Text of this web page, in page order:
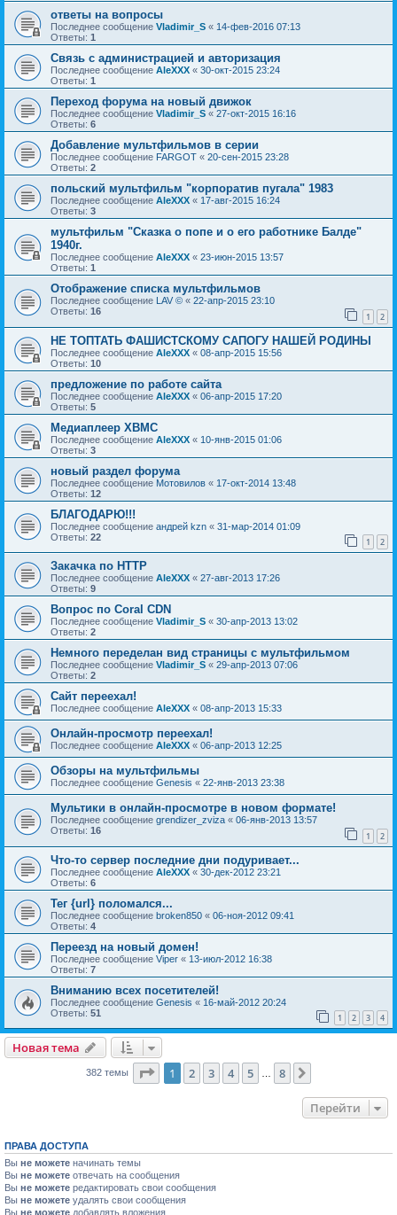
ответы на вопросы
Последнее сообщение Vladimir_S « 14-фев-2016 07:13
Ответы: 1
Связь с администрацией и авторизация
Последнее сообщение AleXXX « 30-окт-2015 23:24
Ответы: 1
Переход форума на новый движок
Последнее сообщение Vladimir_S « 27-окт-2015 16:16
Ответы: 6
Добавление мультфильмов в серии
Последнее сообщение FARGOT « 20-сен-2015 23:28
Ответы: 2
польский мультфильм "корпоратив пугала" 1983
Последнее сообщение AleXXX « 17-авг-2015 16:24
Ответы: 3
мультфильм "Сказка о попе и о его работнике Балде"
1940г.
Последнее сообщение AleXXX « 23-июн-2015 13:57
Ответы: 1
Отображение списка мультфильмов
Последнее сообщение LAV © « 22-апр-2015 23:10
Ответы: 16 1 2
НЕ ТОПТАТЬ ФАШИСТСКОМУ САПОГУ НАШЕЙ РОДИНЫ
Последнее сообщение AleXXX « 08-апр-2015 15:56
Ответы: 10
предложение по работе сайта
Последнее сообщение AleXXX « 06-апр-2015 17:20
Ответы: 5
Медиаплеер XBMC
Последнее сообщение AleXXX « 10-янв-2015 01:06
Ответы: 3
новый раздел форума
Последнее сообщение Мотовилов « 17-окт-2014 13:48
Ответы: 12
БЛАГОДАРЮ!!!
Последнее сообщение андрей kzn « 31-мар-2014 01:09
Ответы: 22 1 2
Закачка по HTTP
Последнее сообщение AleXXX « 27-авг-2013 17:26
Ответы: 9
Вопрос по Coral CDN
Последнее сообщение Vladimir_S « 30-апр-2013 13:02
Ответы: 2
Немного переделан вид страницы с мультфильмом
Последнее сообщение Vladimir_S « 29-апр-2013 07:06
Ответы: 2
Сайт переехал!
Последнее сообщение AleXXX « 08-апр-2013 15:33
Онлайн-просмотр переехал!
Последнее сообщение AleXXX « 06-апр-2013 12:25
Обзоры на мультфильмы
Последнее сообщение Genesis « 22-янв-2013 23:38
Мультики в онлайн-просмотре в новом формате!
Последнее сообщение grendizer_zviza « 06-янв-2013 13:57
Ответы: 16 1 2
Что-то сервер последние дни подуривает...
Последнее сообщение AleXXX « 30-дек-2012 23:21
Ответы: 6
Тег {url} поломался...
Последнее сообщение broken850 « 06-ноя-2012 09:41
Ответы: 4
Переезд на новый домен!
Последнее сообщение Viper « 13-июл-2012 16:38
Ответы: 7
Вниманию всех посетителей!
Последнее сообщение Genesis « 16-май-2012 20:24
Ответы: 51 1 2 3 4
Новая тема
382 темы Страница из
1 2 3 4 5 … 8
Перейти
ПРАВА ДОСТУПА
Вы не можете начинать темы
Вы не можете отвечать на сообщения
Вы не можете редактировать свои сообщения
Вы не можете удалять свои сообщения
Вы не можете добавлять вложения